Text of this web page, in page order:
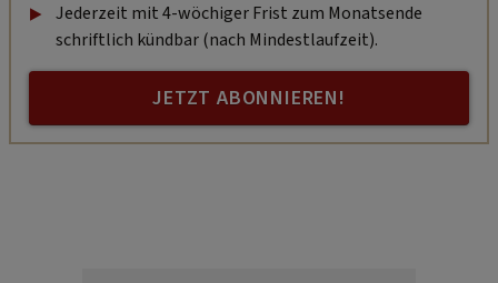
Jederzeit mit 4-wöchiger Frist zum Monatsende
schriftlich kündbar (nach Mindestlaufzeit).
JETZT ABONNIEREN!